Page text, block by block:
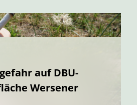
auf DBU-
Wersener